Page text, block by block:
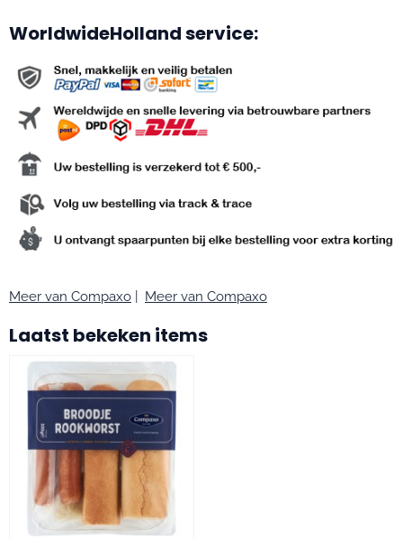
WorldwideHolland service:
Meer van Compaxo Meer van Compaxo
Laatst bekeken items